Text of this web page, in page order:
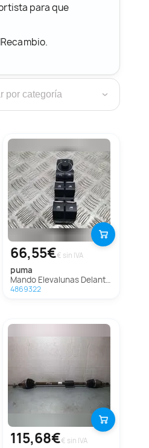
para que
›
66,55€€ sin IVA
puma
Mando Elevalunas Delantero Izquierdo Para Ford Puma
4869322
115,68€€ sin IVA